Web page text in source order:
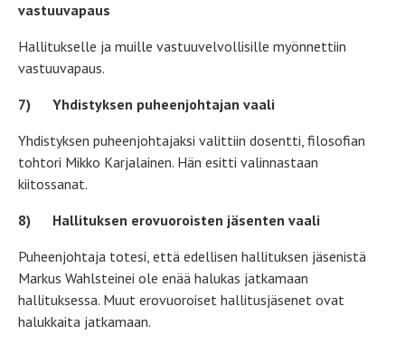
vastuuvapaus
Hallitukselle ja muille vastuuvelvollisille myönnettiin
vastuuvapaus.
7) Yhdistyksen puheenjohtajan vaali
Yhdistyksen puheenjohtajaksi valittiin dosentti, filosofian
tohtori Mikko Karjalainen. Hän esitti valinnastaan
kiitossanat.
8) Hallituksen erovuoroisten jäsenten vaali
Puheenjohtaja totesi, että edellisen hallituksen jäsenistä
Markus Wahlsteinei ole enää halukas jatkamaan
hallituksessa. Muut erovuoroiset hallitusjäsenet ovat
halukkaita jatkamaan.